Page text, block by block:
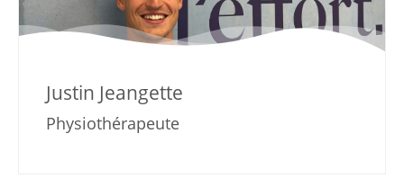
Justin Jeangette
Physiothérapeute